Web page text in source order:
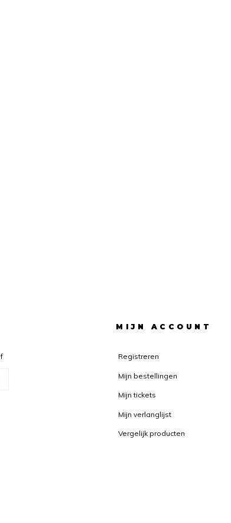
MIJN ACCOUNT
Registreren
Mijn bestellingen
Mijn tickets
Mijn verlanglijst
Vergelijk producten